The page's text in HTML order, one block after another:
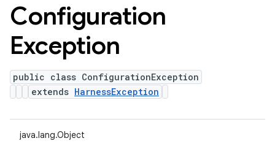
Configuration
Exception
public class ConfigurationException
extends HarnessException
java.lang.Object